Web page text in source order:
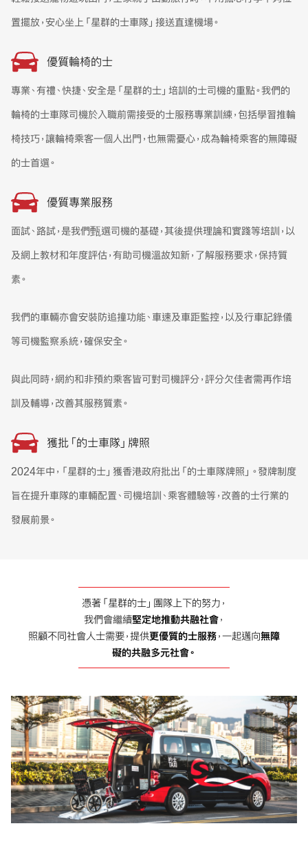
置擺放，安心坐上「星群的士車隊」接送直達機場。
優質輪椅的士
專業、有禮、快捷、安全是「星群的士」培訓的士司機的重點。我們的
輪椅的士車隊司機於入職前需接受的士服務專業訓練，包括學習推輪
椅技巧，讓輪椅乘客一個人出門，也無需憂心，成為輪椅乘客的無障礙
的士首選。
優質專業服務
面試、路試，是我們甄選司機的基礎，其後提供理論和實踐等培訓，以
及網上教材和年度評估，有助司機溫故知新，了解服務要求，保持質
素。
我們的車輛亦會安裝防追撞功能、車速及車距監控，以及行車記錄儀
等司機監察系統，確保安全。
與此同時，網約和非預約乘客皆可對司機評分，評分欠佳者需再作培
訓及輔導，改善其服務質素。
獲批「的士車隊」牌照
2024年中，「星群的士」獲香港政府批出「的士車隊牌照」。發牌制度
旨在提升車隊的車輛配置、司機培訓、乘客體驗等，改善的士行業的
發展前景。
憑著「星群的士」團隊上下的努力，
我們會繼續堅定地推動共融社會，
照顧不同社會人士需要，提供更優質的士服務，一起邁向無障
礙的共融多元社會。